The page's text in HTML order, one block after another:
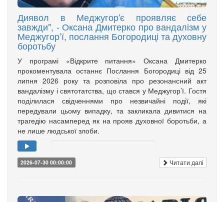
Диявол в Меджугор'є проявляє себе
завжди", - Оксана Дмитерко про вандалізм у
Меджугор’ї, послання Богородиці та духовну
боротьбу
У програмі «Відкрите питання» Оксана Дмитерко
прокоментувала останнє Послання Богородиці від 25
липня 2026 року та розповіла про резонансний акт
вандалізму і святотатства, що стався у Меджугор’ї. Гостя
поділилася свідченнями про незвичайні події, які
передували цьому випадку, та закликала дивитися на
трагедію насамперед як на прояв духовної боротьби, а
не лише людської злоби.
2026-07-30 00:00:00 Читати далі